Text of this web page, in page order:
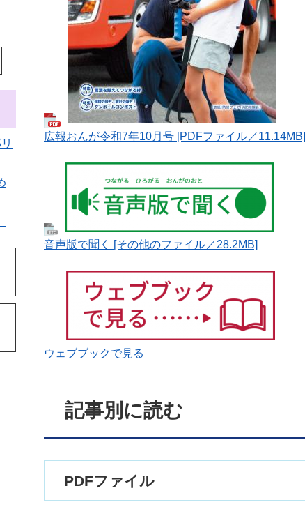
​広報おんが令和7年10月号 [PDFファイル／11.14MB]
音声版で聞く [その他のファイル／28.2MB]
ウェブブックで見る
記事別に読む
PDFファイル